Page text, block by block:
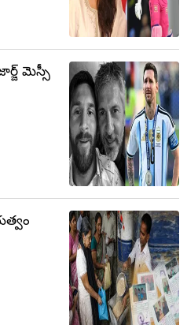
మెస్సీ